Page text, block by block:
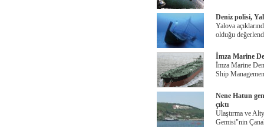
Deniz polisi,
Yalova
olduğu
İmza Marine
İmza Marine
Ship
Nene Hatun
çıktı
Ulaştırma ve
Gemisi"nin